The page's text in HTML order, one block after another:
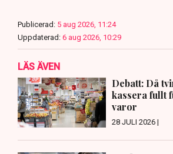
Publicerad: 5 aug 2026, 11:24
Uppdaterad: 6 aug 2026, 10:29
LÄS ÄVEN
Debatt: Då
kassera fullt
varor
28 JULI 2026 |